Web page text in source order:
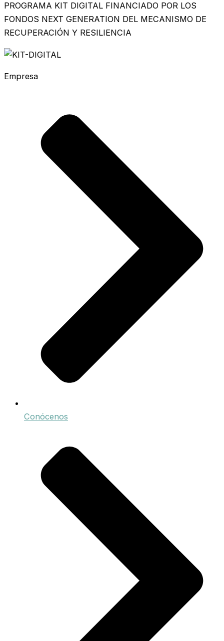
PROGRAMA KIT DIGITAL FINANCIADO POR LOS
FONDOS NEXT GENERATION DEL MECANISMO DE
RECUPERACIÓN Y RESILIENCIA
Empresa
Conócenos